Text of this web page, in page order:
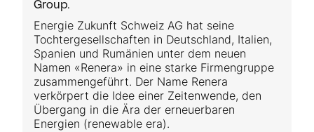
Group.
Energie Zukunft Schweiz AG hat seine
Tochter­gesellschaften in Deutschland, Italien,
Spanien und Rumänien unter dem neuen
Namen «Renera» in eine starke Firmen­gruppe
zusammengeführt. Der Name Renera
verkörpert die Idee einer Zeitenwende, den
Übergang in die Ära der erneuerbaren
Energien (renewable era).